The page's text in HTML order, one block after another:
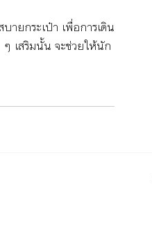
ายกระเป๋า เพื่อการเดิน
ๆ เสริมนั้น จะช่วยให้นัก